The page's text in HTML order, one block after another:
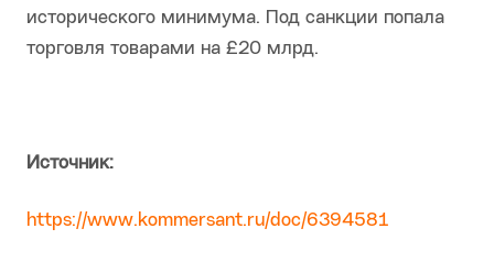
исторического минимума. Под санкции попала
торговля товарами на £20 млрд.
Источник:
https://www.kommersant.ru/doc/6394581